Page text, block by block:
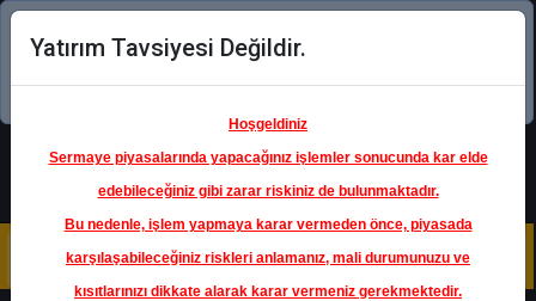
Şimdi uygulamayı indirin!
Yatırım Tavsiyesi Değildir.
Hoşgeldiniz
Sermaye piyasalarında yapacağınız işlemler sonucunda kar elde
edebileceğiniz gibi zarar riskiniz de bulunmaktadır.
Bu nedenle, işlem yapmaya karar vermeden önce, piyasada
karşılaşabileceğiniz riskleri anlamanız, mali durumunuzu ve
kısıtlarınızı dikkate alarak karar vermeniz gerekmektedir.